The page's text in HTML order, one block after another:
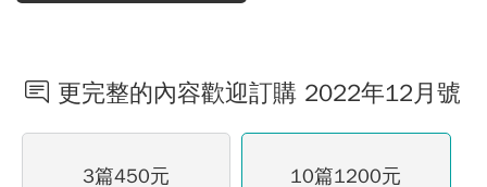
更完整的內容歡迎訂購 2022年12月號
3篇450元 10篇1200元